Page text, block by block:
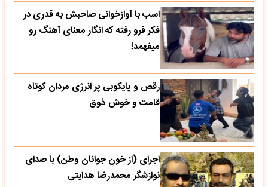
اسب با آوازخوانی صاحبش به قدری در
فکر فرو رفته که انگار معنای آهنگ رو
میفهمد!
رقص و پایکوبی پر انرژی مردان کوتاه
قامت و خوش ذوق
اجرای (از خون جوانان وطن) با صدای
نوازشگر محمدرضا هدایتی